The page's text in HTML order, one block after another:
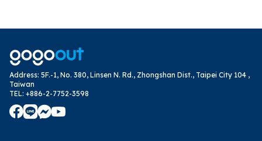
Address: 5F.-1, No. 380, Linsen N. Rd., Zhongshan Dist., Taipei City 104 ,
Taiwan
TEL: +886-2-7752-3598